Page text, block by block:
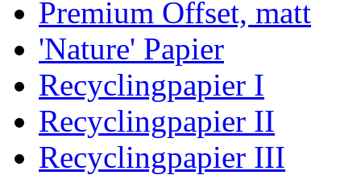
Premium Offset, matt
'Nature' Papier
Recyclingpapier I
Recyclingpapier II
Recyclingpapier III